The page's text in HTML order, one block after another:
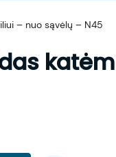
– nuo sąvėlų – N45